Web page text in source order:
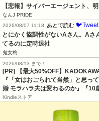
【悲報】サイバーエージェント、
なんJ PRIDE
2026/08/07 11:18 あとで読む 🐦Tweet
とにかく協調性がないAさん。Aさ
てるのに定時退社
鬼女梅
2026/08/13 まで！
[PR]
【最大50%OFF】
『「女はおごられて当然」と思っ
婚 モラハラ夫は変わるのか』『10
Kindleストア